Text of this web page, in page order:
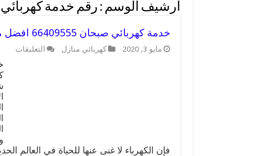
أرشيف الوسم : رقم خدمة
خدمة كهربائي صبحان 66409555 افضل معلم كهربائي منازل صبحان
مايو 3, 2020 كهربائي منازل التعليقات
معلم
فإن الكهرباء لا غنى عنها للحياة في العالم